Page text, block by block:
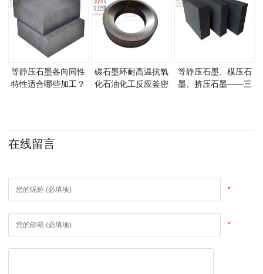
等静压石墨各向同性
特性适合哪些加工？
碳石墨环耐高温抗氧
化石油化工反应釜密
等静压石墨、模压石
墨、挤压石墨——三
在线留言
*
*